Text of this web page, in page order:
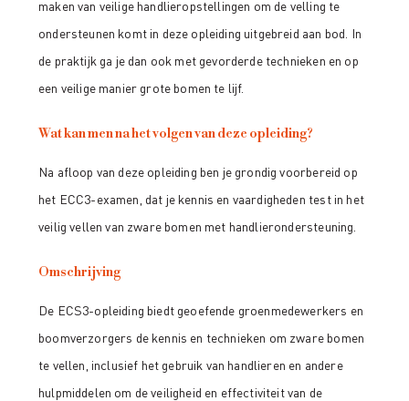
maken van veilige handlieropstellingen om de velling te
ondersteunen komt in deze opleiding uitgebreid aan bod. In
de praktijk ga je dan ook met gevorderde technieken en op
een veilige manier grote bomen te lijf.
Wat kan men na het volgen van deze opleiding?
Na afloop van deze opleiding ben je grondig voorbereid op
het ECC3-examen, dat je kennis en vaardigheden test in het
veilig vellen van zware bomen met handlierondersteuning.
Omschrijving
De ECS3-opleiding biedt geoefende groenmedewerkers en
boomverzorgers de kennis en technieken om zware bomen
te vellen, inclusief het gebruik van handlieren en andere
hulpmiddelen om de veiligheid en effectiviteit van de